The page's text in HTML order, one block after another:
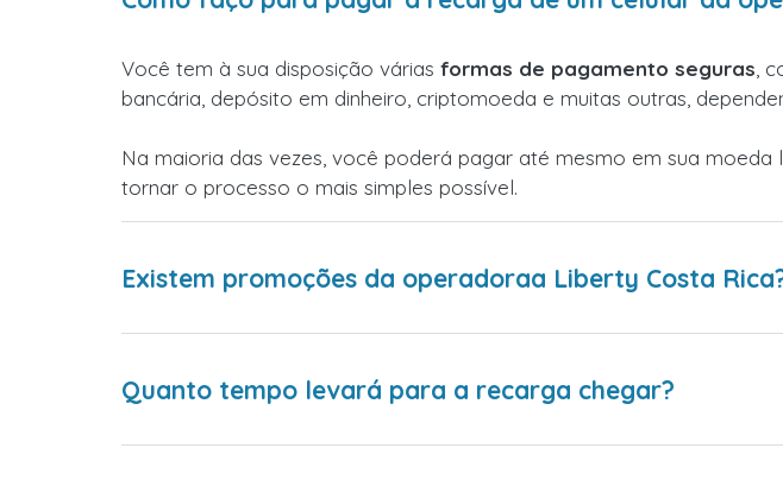
Você tem à sua disposição várias formas de pagamento seguras ,
bancária, depósito em dinheiro, criptomoeda e muitas outras,
Na maioria das vezes, você poderá pagar até mesmo em sua
tornar o processo o mais simples possível.
Existem promoções da operadoraa Liberty Costa
Quanto tempo levará para a recarga chegar?